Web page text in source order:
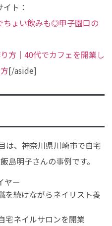
ト：
ちょい飲みも◎甲子園口の
方｜40代でカフェを開業し
[/aside]
は、神奈川県川崎市で自宅
島明子さんの事例です。
ヤー
を続けながらネイリスト養
宅ネイルサロンを開業